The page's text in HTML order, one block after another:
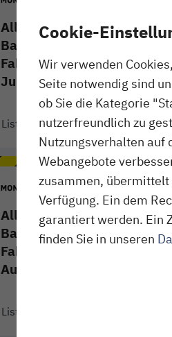
Alle angekündigten
Baumaßnahmen und
Fahrplanänderungen im
Juli 2026
Liste ansehen- Download als PDF
Link öffnet in
Alle angekündigten
Baumaßnahmen und
Fahrplanänderungen im
August 2026
Liste ansehen
Cookie-
Wir verwenden
Seite notwendig sind
ob Sie die Kategorie
nutzerfreundlich zu
Nutzungsverhalten auf
Webangebote
zusammen, übermittelt
Verfügung. Ein dem
garantiert werden. Ein
finden Sie in unseren